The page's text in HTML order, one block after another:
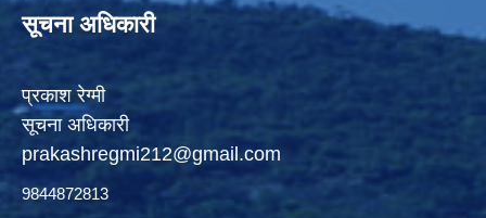
सूचना अधिकारी
प्रकाश रेग्मी
सूचना अधिकारी
prakashregmi212@gmail.com
9844872813